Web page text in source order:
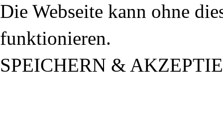
Die Webseite kann ohne
funktionieren.
SPEICHERN &